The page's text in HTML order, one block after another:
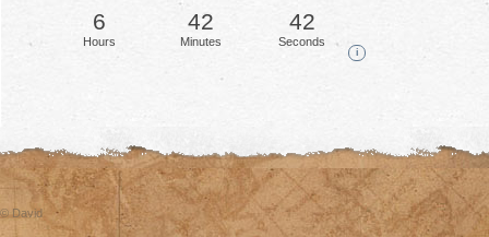
6
Hours
42
Minutes
45
Seconds
i
© David